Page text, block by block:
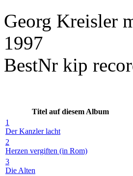
Georg Kreisler
1997
BestNr kip
Titel auf diesem Album
1
Der Kanzler lacht
2
Herzen vergiften (in Rom)
3
Die Alten